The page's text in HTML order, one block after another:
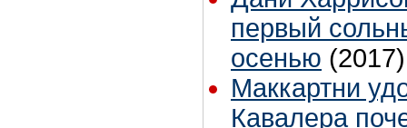
первый
осенью (2017)
Маккартни
Кавалера